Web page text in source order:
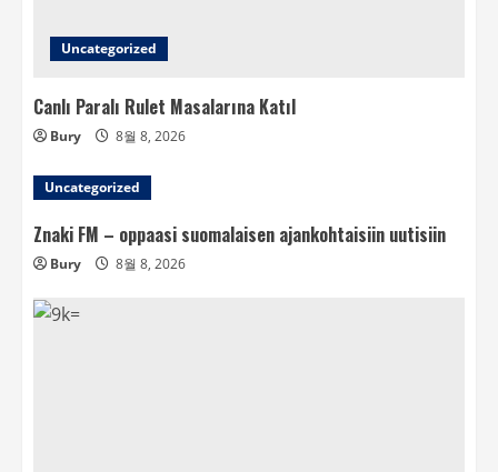
Uncategorized
Canlı Paralı Rulet Masalarına Katıl
Bury 8월 8, 2026
Uncategorized
Znaki FM – oppaasi suomalaisen ajankohtaisiin uutisiin
Bury 8월 8, 2026